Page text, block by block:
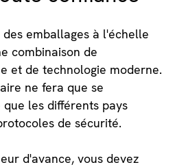
emballages à l'échelle
combinaison de
et de technologie moderne.
ne fera que se
les différents pays
de sécurité.
d'avance, vous devez